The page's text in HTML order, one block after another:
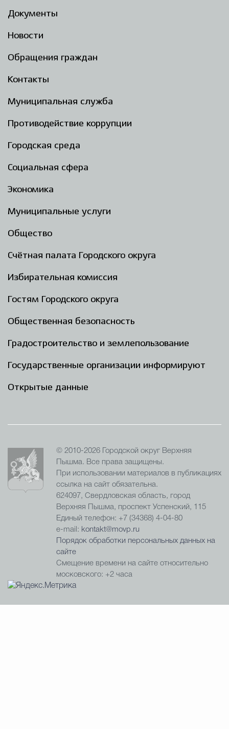
Документы
Новости
Обращения граждан
Контакты
Муниципальная служба
Противодействие коррупции
Городская среда
Социальная сфера
Экономика
Муниципальные услуги
Общество
Счётная палата Городского округа
Избирательная комиссия
Гостям Городского округа
Общественная безопасность
Градостроительство и землепользование
Государственные организации информируют
Открытые данные
© 2010-2026 Городской округ Верхняя
Пышма. Все права защищены.
При использовании материалов в публикациях
ссылка на сайт обязательна.
624097, Свердловская область, город
Верхняя Пышма, проспект Успенский, 115
Единый телефон: +7 (34368) 4-04-80
e-mail: kontakt@movp.ru
Порядок обработки персональных данных на
сайте
Смещение времени на сайте относительно
московского: +2 часа